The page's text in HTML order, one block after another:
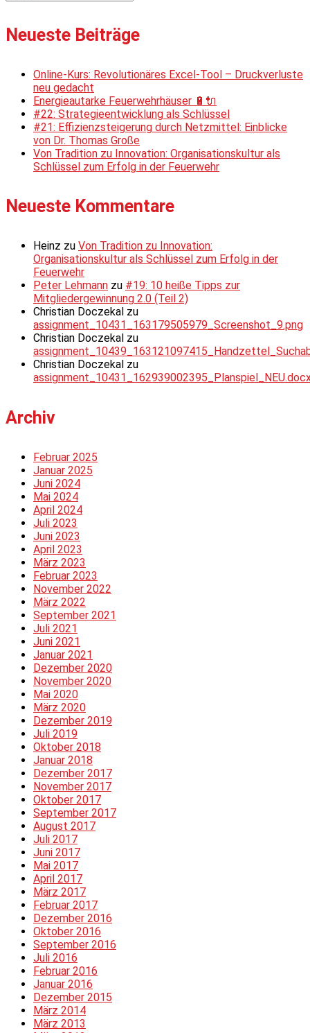
Neueste Beiträge
Online-Kurs: Revolutionäres Excel-Tool – Druckverluste
neu gedacht
Energieautarke Feuerwehrhäuser 🔋🔌
#22: Strategieentwicklung als Schlüssel
#21: Effizienzsteigerung durch Netzmittel: Einblicke
von Dr. Thomas Große
Von Tradition zu Innovation: Organisationskultur als
Schlüssel zum Erfolg in der Feuerwehr
Neueste Kommentare
Heinz zu Von Tradition zu Innovation:
Organisationskultur als Schlüssel zum Erfolg in der
Feuerwehr
Peter Lehmann zu #19: 10 heiße Tipps zur
Mitgliedergewinnung 2.0 (Teil 2)
Christian Doczekal zu
assignment_10431_163179505979_Screenshot_9.png
Christian Doczekal zu
Christian Doczekal zu
Archiv
Februar 2025
Januar 2025
Juni 2024
Mai 2024
April 2024
Juli 2023
Juni 2023
April 2023
März 2023
Februar 2023
November 2022
März 2022
September 2021
Juli 2021
Juni 2021
Januar 2021
Dezember 2020
November 2020
Mai 2020
März 2020
Dezember 2019
Juli 2019
Oktober 2018
Januar 2018
Dezember 2017
November 2017
Oktober 2017
September 2017
August 2017
Juli 2017
Juni 2017
Mai 2017
April 2017
März 2017
Februar 2017
Dezember 2016
Oktober 2016
September 2016
Juli 2016
Februar 2016
Januar 2016
Dezember 2015
März 2014
März 2013